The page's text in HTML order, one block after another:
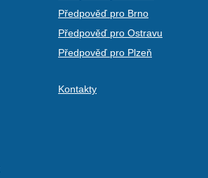
Předpověď pro Brno
Předpověď pro Ostravu
Předpověď pro Plzeň
Kontakty